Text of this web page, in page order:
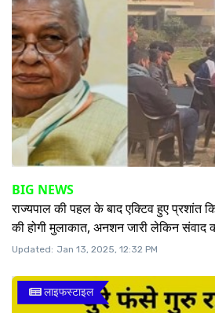
BIG NEWS
राज्यपाल की पहल के बाद एक्टिव हुए प्रशांत
की होगी मुलाकात, अनशन जारी लेकिन संवाद
Updated: Jan 13, 2025, 12:32 PM
लाइफस्टाइल